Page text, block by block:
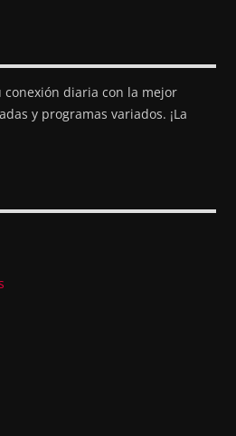
conexión diaria con la mejor
y programas variados. ¡La